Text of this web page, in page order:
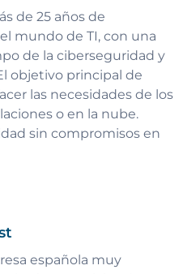
de 25 años de
mundo de TI, con una
de la ciberseguridad y
objetivo principal de
las necesidades de los
o en la nube.
sin compromisos en
española muy